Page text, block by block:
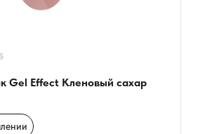
Gel Effect Кленовый сахар